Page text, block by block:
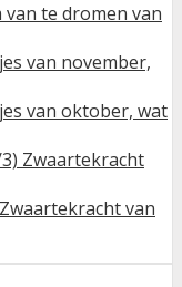
van te dromen van
van november,
van oktober, wat
Zwaartekracht
van